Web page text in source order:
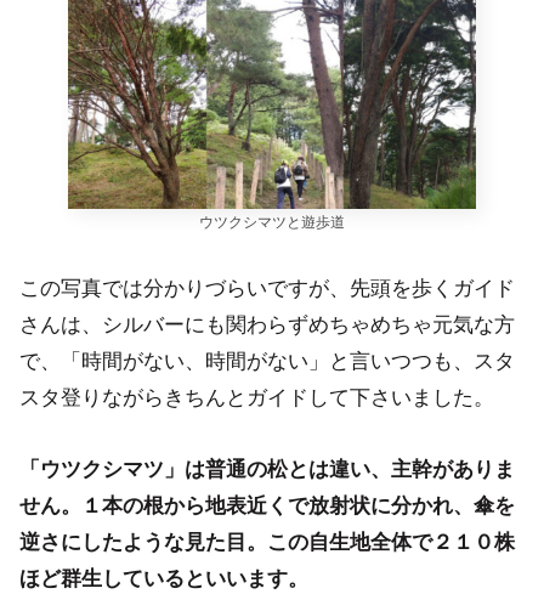
ウツクシマツと遊歩道
この写真では分かりづらいですが、先頭を歩くガイド
さんは、シルバーにも関わらずめちゃめちゃ元気な方
で、「時間がない、時間がない」と言いつつも、スタ
スタ登りながらきちんとガイドして下さいました。
「ウツクシマツ」は普通の松とは違い、主幹がありま
せん。１本の根から地表近くで放射状に分かれ、傘を
逆さにしたような見た目。この自生地全体で２１０株
ほど群生しているといいます。